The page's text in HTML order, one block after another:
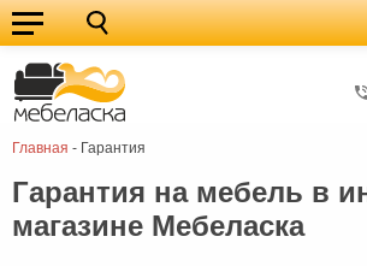
Главная - Гарантия
Кухонные
гарнитуры
Мебель
для
кухни
Мебель
для
спальни
Кровати
Шкафы
Диваны
Гарантия на мебель в
магазине Мебеласка